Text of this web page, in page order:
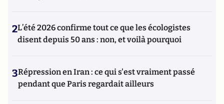
2L’été 2026 confirme tout ce que les écologistes
disent depuis 50 ans : non, et voilà pourquoi
3Répression en Iran : ce qui s'est vraiment passé
pendant que Paris regardait ailleurs